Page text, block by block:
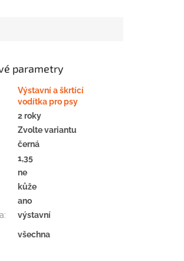
parametry
Výstavní a škrtící
vodítka pro psy
2 roky
Zvolte variantu
černá
1,35
ne
kůže
ano
:
výstavní
všechna